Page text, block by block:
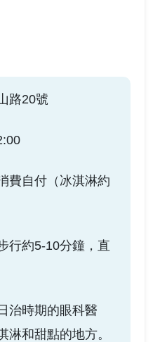
路20號
費自付（冰淇淋約
行約5-10分鐘，直
治時期的眼科醫
淋和甜點的地方。